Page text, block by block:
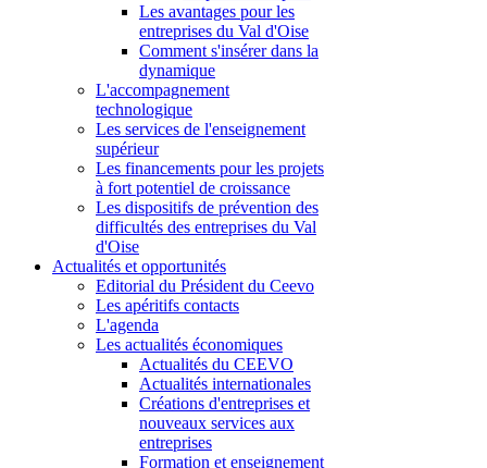
Les avantages pour les
entreprises du Val d'Oise
Comment s'insérer dans la
dynamique
L'accompagnement
technologique
Les services de l'enseignement
supérieur
Les financements pour les projets
à fort potentiel de croissance
Les dispositifs de prévention des
difficultés des entreprises du Val
d'Oise
Actualités et opportunités
Editorial du Président du Ceevo
Les apéritifs contacts
L'agenda
Les actualités économiques
Actualités du CEEVO
Actualités internationales
Créations d'entreprises et
nouveaux services aux
entreprises
Formation et enseignement